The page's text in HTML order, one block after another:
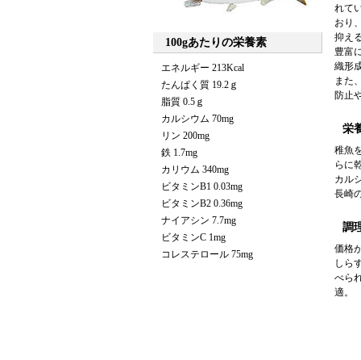
100gあたりの栄養素
エネルギー 213Kcal
たんぱく質 19.2ｇ
脂質 0.5ｇ
カルシウム 70mg
リン 200mg
鉄 1.7mg
カリウム 340mg
ビタミンB1 0.03mg
ビタミンB2 0.36mg
ナイアシン 7.7mg
ビタミンC 1mg
コレステロール 75mg
れて
おり
抑え
豊富
織形
また
防止
栄
稚魚
らに
カル
長崎
調
価格
しら
べら
適。